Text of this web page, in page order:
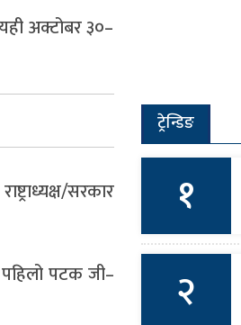
यही अक्टोबर ३०–
सरकार
पटक जी–
ट्रेन्डिङ
१
२